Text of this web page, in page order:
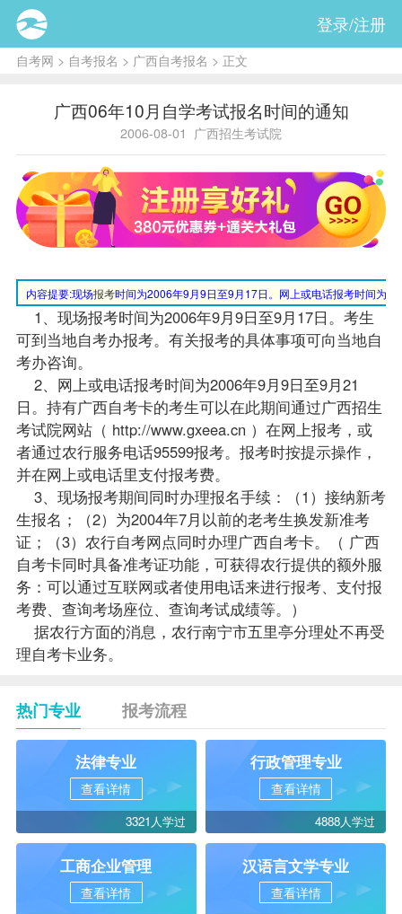
登录/注册
自考网 > 自考报名 > 广西自考报名 > 正文
广西06年10月自学考试报名时间的通知
2006-08-01 广西招生考试院
内容提要:现场报考时间为2006年9月9日至9月17日。网上或电话报考时间为
1、现场报考时间为2006年9月9日至9月17日。考生
可到当地自考办报考。有关报考的具体事项可向当地自
考办咨询。
2、网上或电话报考时间为2006年9月9日至9月21
日。持有广西自考卡的考生可以在此期间通过广西招生
考试院网站（ http://www.gxeea.cn ）在网上报考，或
者通过农行服务电话95599报考。报考时按提示操作，
并在网上或电话里支付报考费。
3、现场报考期间同时办理报名手续：（1）接纳新考
生报名；（2）为2004年7月以前的老考生换发新准考
证；（3）农行自考网点同时办理广西自考卡。（ 广西
自考卡同时具备准考证功能，可获得农行提供的额外服
务：可以通过互联网或者使用电话来进行报考、支付报
考费、查询考场座位、查询考试成绩等。）
据农行方面的消息，农行南宁市五里亭分理处不再受
理自考卡业务。
热门专业 报考流程
法律专业
查看详情
3321人学过
行政管理专业
查看详情
4888人学过
工商企业管理
查看详情
汉语言文学专业
查看详情